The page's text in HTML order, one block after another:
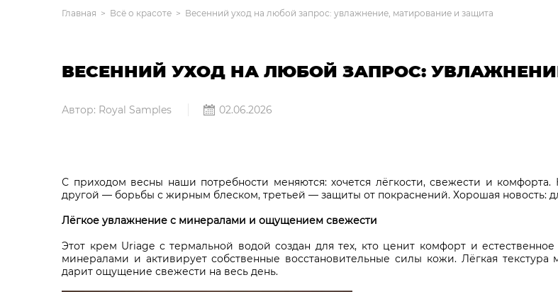
Главная Всё о красоте Весенний уход на любой запрос: увлажнение, матирование и защита
ВЕСЕННИЙ УХОД НА ЛЮБОЙ ЗАПРОС:
Автор: Royal Samples 02.06.2026
С приходом весны наши потребности меняются: хочется лёгкости, свежести и
другой — борьбы с жирным блеском, третьей — защиты от покраснений. Хорошая новость:
Лёгкое увлажнение с минералами и ощущением свежести
Этот крем Uriage с термальной водой создан для тех, кто ценит комфорт и
минералами и активирует собственные восстановительные силы кожи. Лёгкая
дарит ощущение свежести на весь день.